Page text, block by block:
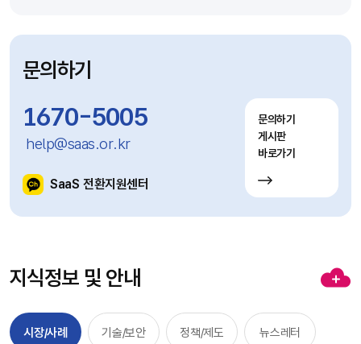
문의하기
1670-5005
help@saas.or.kr
SaaS 전환지원센터
문의하기
게시판
바로가기
지식정보 및 안내
시장/사례 기술/보안 정책/제도 뉴스레터